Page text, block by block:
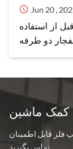
 Jun 20 ,
از استفاده
دو طرفه
کمک ماشین
فلز قابل اطمینان
تماس بگیرید